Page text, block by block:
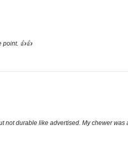
point. 👍👍
not durable like advertised. My chewer